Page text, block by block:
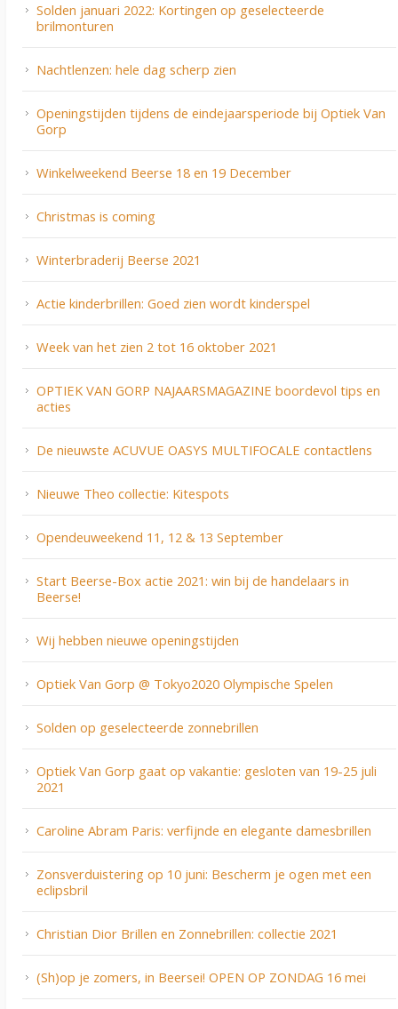
Solden januari 2022: Kortingen op geselecteerde
brilmonturen
Nachtlenzen: hele dag scherp zien
Openingstijden tijdens de eindejaarsperiode bij Optiek Van
Gorp
Winkelweekend Beerse 18 en 19 December
Christmas is coming
Winterbraderij Beerse 2021
Actie kinderbrillen: Goed zien wordt kinderspel
Week van het zien 2 tot 16 oktober 2021
OPTIEK VAN GORP NAJAARSMAGAZINE boordevol tips en
acties
De nieuwste ACUVUE OASYS MULTIFOCALE contactlens
Nieuwe Theo collectie: Kitespots
Opendeuweekend 11, 12 & 13 September
Start Beerse-Box actie 2021: win bij de handelaars in
Beerse!
Wij hebben nieuwe openingstijden
Optiek Van Gorp @ Tokyo2020 Olympische Spelen
Solden op geselecteerde zonnebrillen
Optiek Van Gorp gaat op vakantie: gesloten van 19-25 juli
2021
Caroline Abram Paris: verfijnde en elegante damesbrillen
Zonsverduistering op 10 juni: Bescherm je ogen met een
eclipsbril
Christian Dior Brillen en Zonnebrillen: collectie 2021
(Sh)op je zomers, in Beersei! OPEN OP ZONDAG 16 mei